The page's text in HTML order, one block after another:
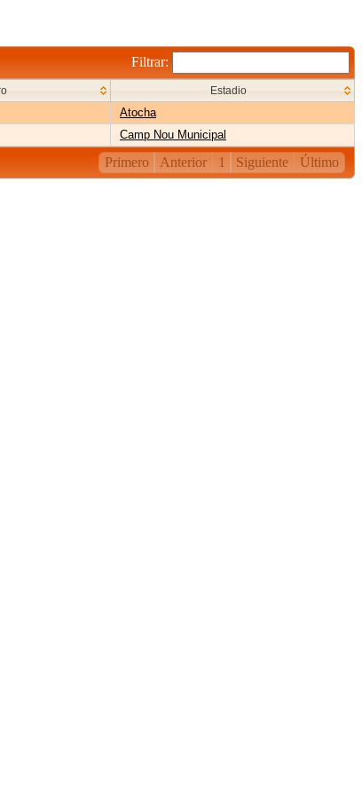
Filtrar:
Estadio
Atocha
Camp Nou Municipal
Primero Anterior 1 Siguiente Último